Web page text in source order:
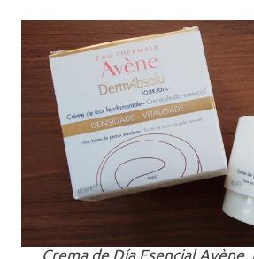
Crema de Día Esencial Avène.